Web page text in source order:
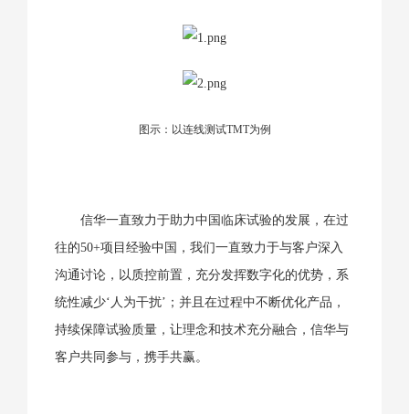
图示：以连线测试TMT为例
信华一直致力于助力中国临床试验的发展，在过
往的50+项目经验中国，我们一直致力于与客户深入
沟通讨论，以质控前置，充分发挥数字化的优势，系
统性减少‘人为干扰’；并且在过程中不断优化产品，
持续保障试验质量，让理念和技术充分融合，信华与
客户共同参与，携手共赢。